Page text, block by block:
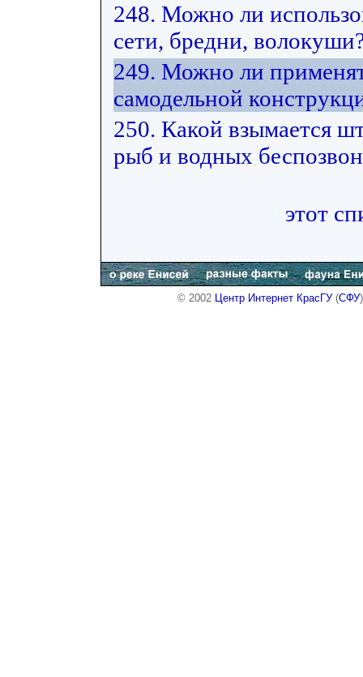
248. Можно ли
сети, бредни,
249. Можно ли
самодельной
250. Какой взымается
рыб и водных
этот
© 2002 Центр Интернет КрасГУ(СФУ